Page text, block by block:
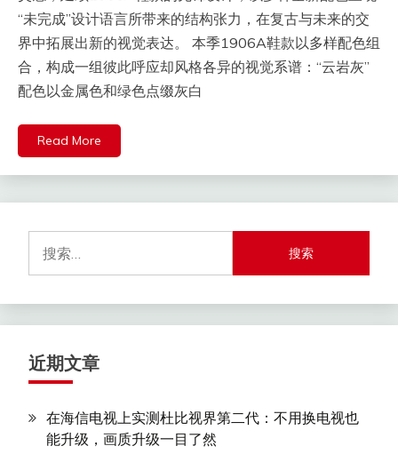
“未完成”设计语言所带来的结构张力，在复古与未来的交
界中拓展出新的视觉表达。 本季1906A鞋款以多样配色组
合，构成一组彼此呼应却风格各异的视觉系谱：“云岩灰”
配色以金属色和绿色点缀灰白
Read More
索：
近期文章
在海信电视上实测杜比视界第二代：不用换电视也
能升级，画质升级一目了然